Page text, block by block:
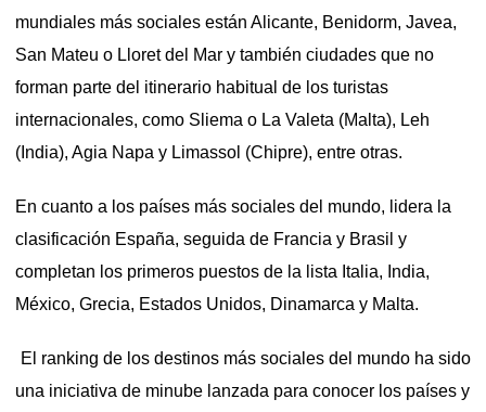
mundiales más sociales están Alicante, Benidorm, Javea,
San Mateu o Lloret del Mar y también ciudades que no
forman parte del itinerario habitual de los turistas
internacionales, como Sliema o La Valeta (Malta), Leh
(India), Agia Napa y Limassol (Chipre), entre otras.
En cuanto a los países más sociales del mundo, lidera la
clasificación España, seguida de Francia y Brasil y
completan los primeros puestos de la lista Italia, India,
México, Grecia, Estados Unidos, Dinamarca y Malta.
El ranking de los destinos más sociales del mundo ha sido
una iniciativa de minube lanzada para conocer los países y